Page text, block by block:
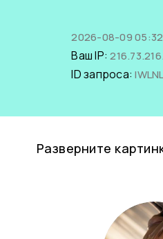
2026-08-09
Ваш IP:
ID запроса:
Разверните